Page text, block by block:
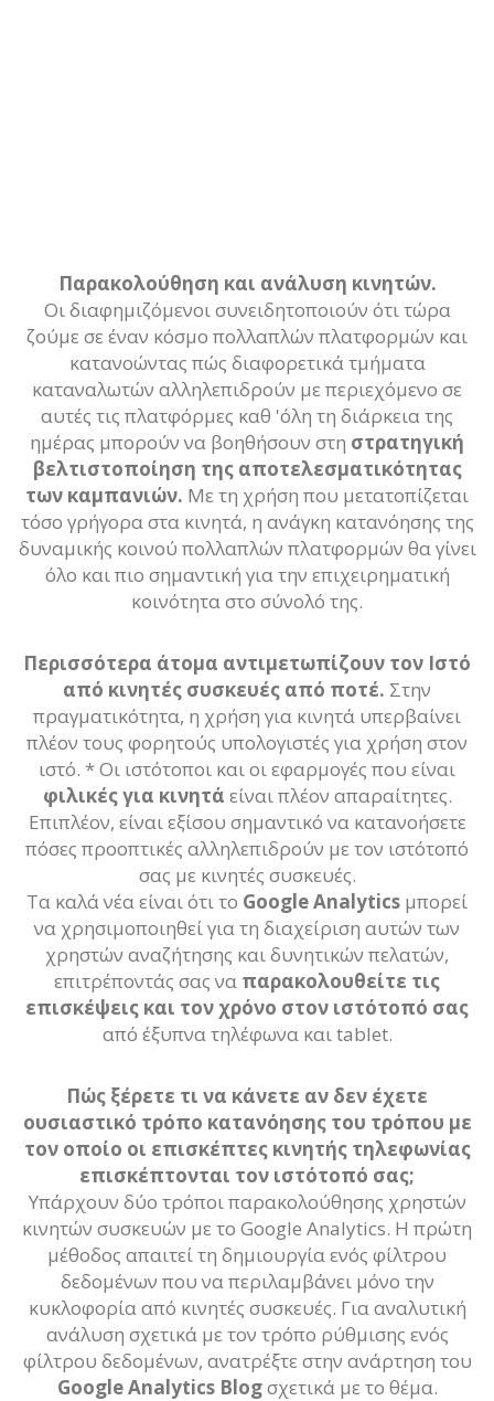
Παρακολούθηση και ανάλυση κινητών.
Οι διαφημιζόμενοι συνειδητοποιούν ότι τώρα
ζούμε σε έναν κόσμο πολλαπλών πλατφορμών και
κατανοώντας πώς διαφορετικά τμήματα
καταναλωτών αλληλεπιδρούν με περιεχόμενο σε
αυτές τις πλατφόρμες καθ 'όλη τη διάρκεια της
ημέρας μπορούν να βοηθήσουν στη στρατηγική
βελτιστοποίηση της αποτελεσματικότητας
των καμπανιών. Με τη χρήση που μετατοπίζεται
τόσο γρήγορα στα κινητά, η ανάγκη κατανόησης της
δυναμικής κοινού πολλαπλών πλατφορμών θα γίνει
όλο και πιο σημαντική για την επιχειρηματική
κοινότητα στο σύνολό της.
Περισσότερα άτομα αντιμετωπίζουν τον Ιστό
από κινητές συσκευές από ποτέ. Στην
πραγματικότητα, η χρήση για κινητά υπερβαίνει
πλέον τους φορητούς υπολογιστές για χρήση στον
ιστό. * Οι ιστότοποι και οι εφαρμογές που είναι
φιλικές για κινητά είναι πλέον απαραίτητες.
Επιπλέον, είναι εξίσου σημαντικό να κατανοήσετε
πόσες προοπτικές αλληλεπιδρούν με τον ιστότοπό
σας με κινητές συσκευές.
Τα καλά νέα είναι ότι το Google Analytics μπορεί
να χρησιμοποιηθεί για τη διαχείριση αυτών των
χρηστών αναζήτησης και δυνητικών πελατών,
επιτρέποντάς σας να παρακολουθείτε τις
επισκέψεις και τον χρόνο στον ιστότοπό σας
από έξυπνα τηλέφωνα και tablet.
Πώς ξέρετε τι να κάνετε αν δεν έχετε
ουσιαστικό τρόπο κατανόησης του τρόπου με
τον οποίο οι επισκέπτες κινητής τηλεφωνίας
επισκέπτονται τον ιστότοπό σας;
Υπάρχουν δύο τρόποι παρακολούθησης χρηστών
κινητών συσκευών με το Google Analytics. Η πρώτη
μέθοδος απαιτεί τη δημιουργία ενός φίλτρου
δεδομένων που να περιλαμβάνει μόνο την
κυκλοφορία από κινητές συσκευές. Για αναλυτική
ανάλυση σχετικά με τον τρόπο ρύθμισης ενός
φίλτρου δεδομένων, ανατρέξτε στην ανάρτηση του
Google Analytics Blogσχετικά με το θέμα.